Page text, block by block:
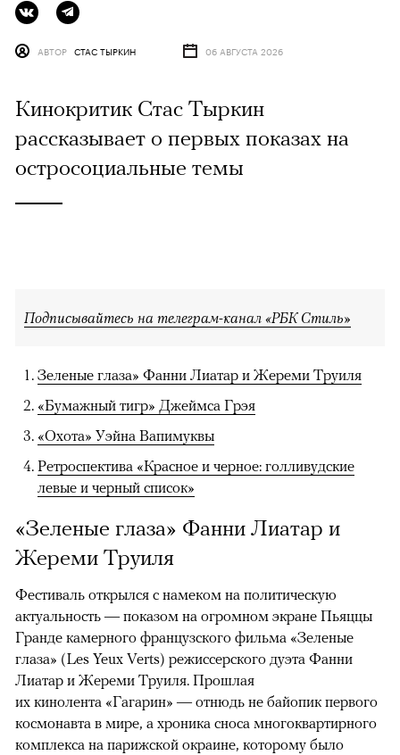
АВТОР СТАС ТЫРКИН 06 АВГУСТА 2026
Кинокритик Стас Тыркин
рассказывает о первых показах на
остросоциальные темы
Подписывайтесь на телеграм-канал «РБК Стиль»
Зеленые глаза» Фанни Лиатар и Жереми Труиля
«Бумажный тигр» Джеймса Грэя
«Охота» Уэйна Вапимуквы
Ретроспектива «Красное и черное: голливудские
левые и черный список»
«Зеленые глаза» Фанни Лиатар и
Жереми Труиля
Фестиваль открылся с намеком на политическую
актуальность — показом на огромном экране Пьяццы
Гранде камерного французского фильма «Зеленые
глаза» (Les Yeux Verts) режиссерского дуэта Фанни
Лиатар и Жереми Труиля. Прошлая
их кинолента «Гагарин» — отнюдь не байопик первого
космонавта в мире, а хроника сноса многоквартирного
комплекса на парижской окраине, которому было